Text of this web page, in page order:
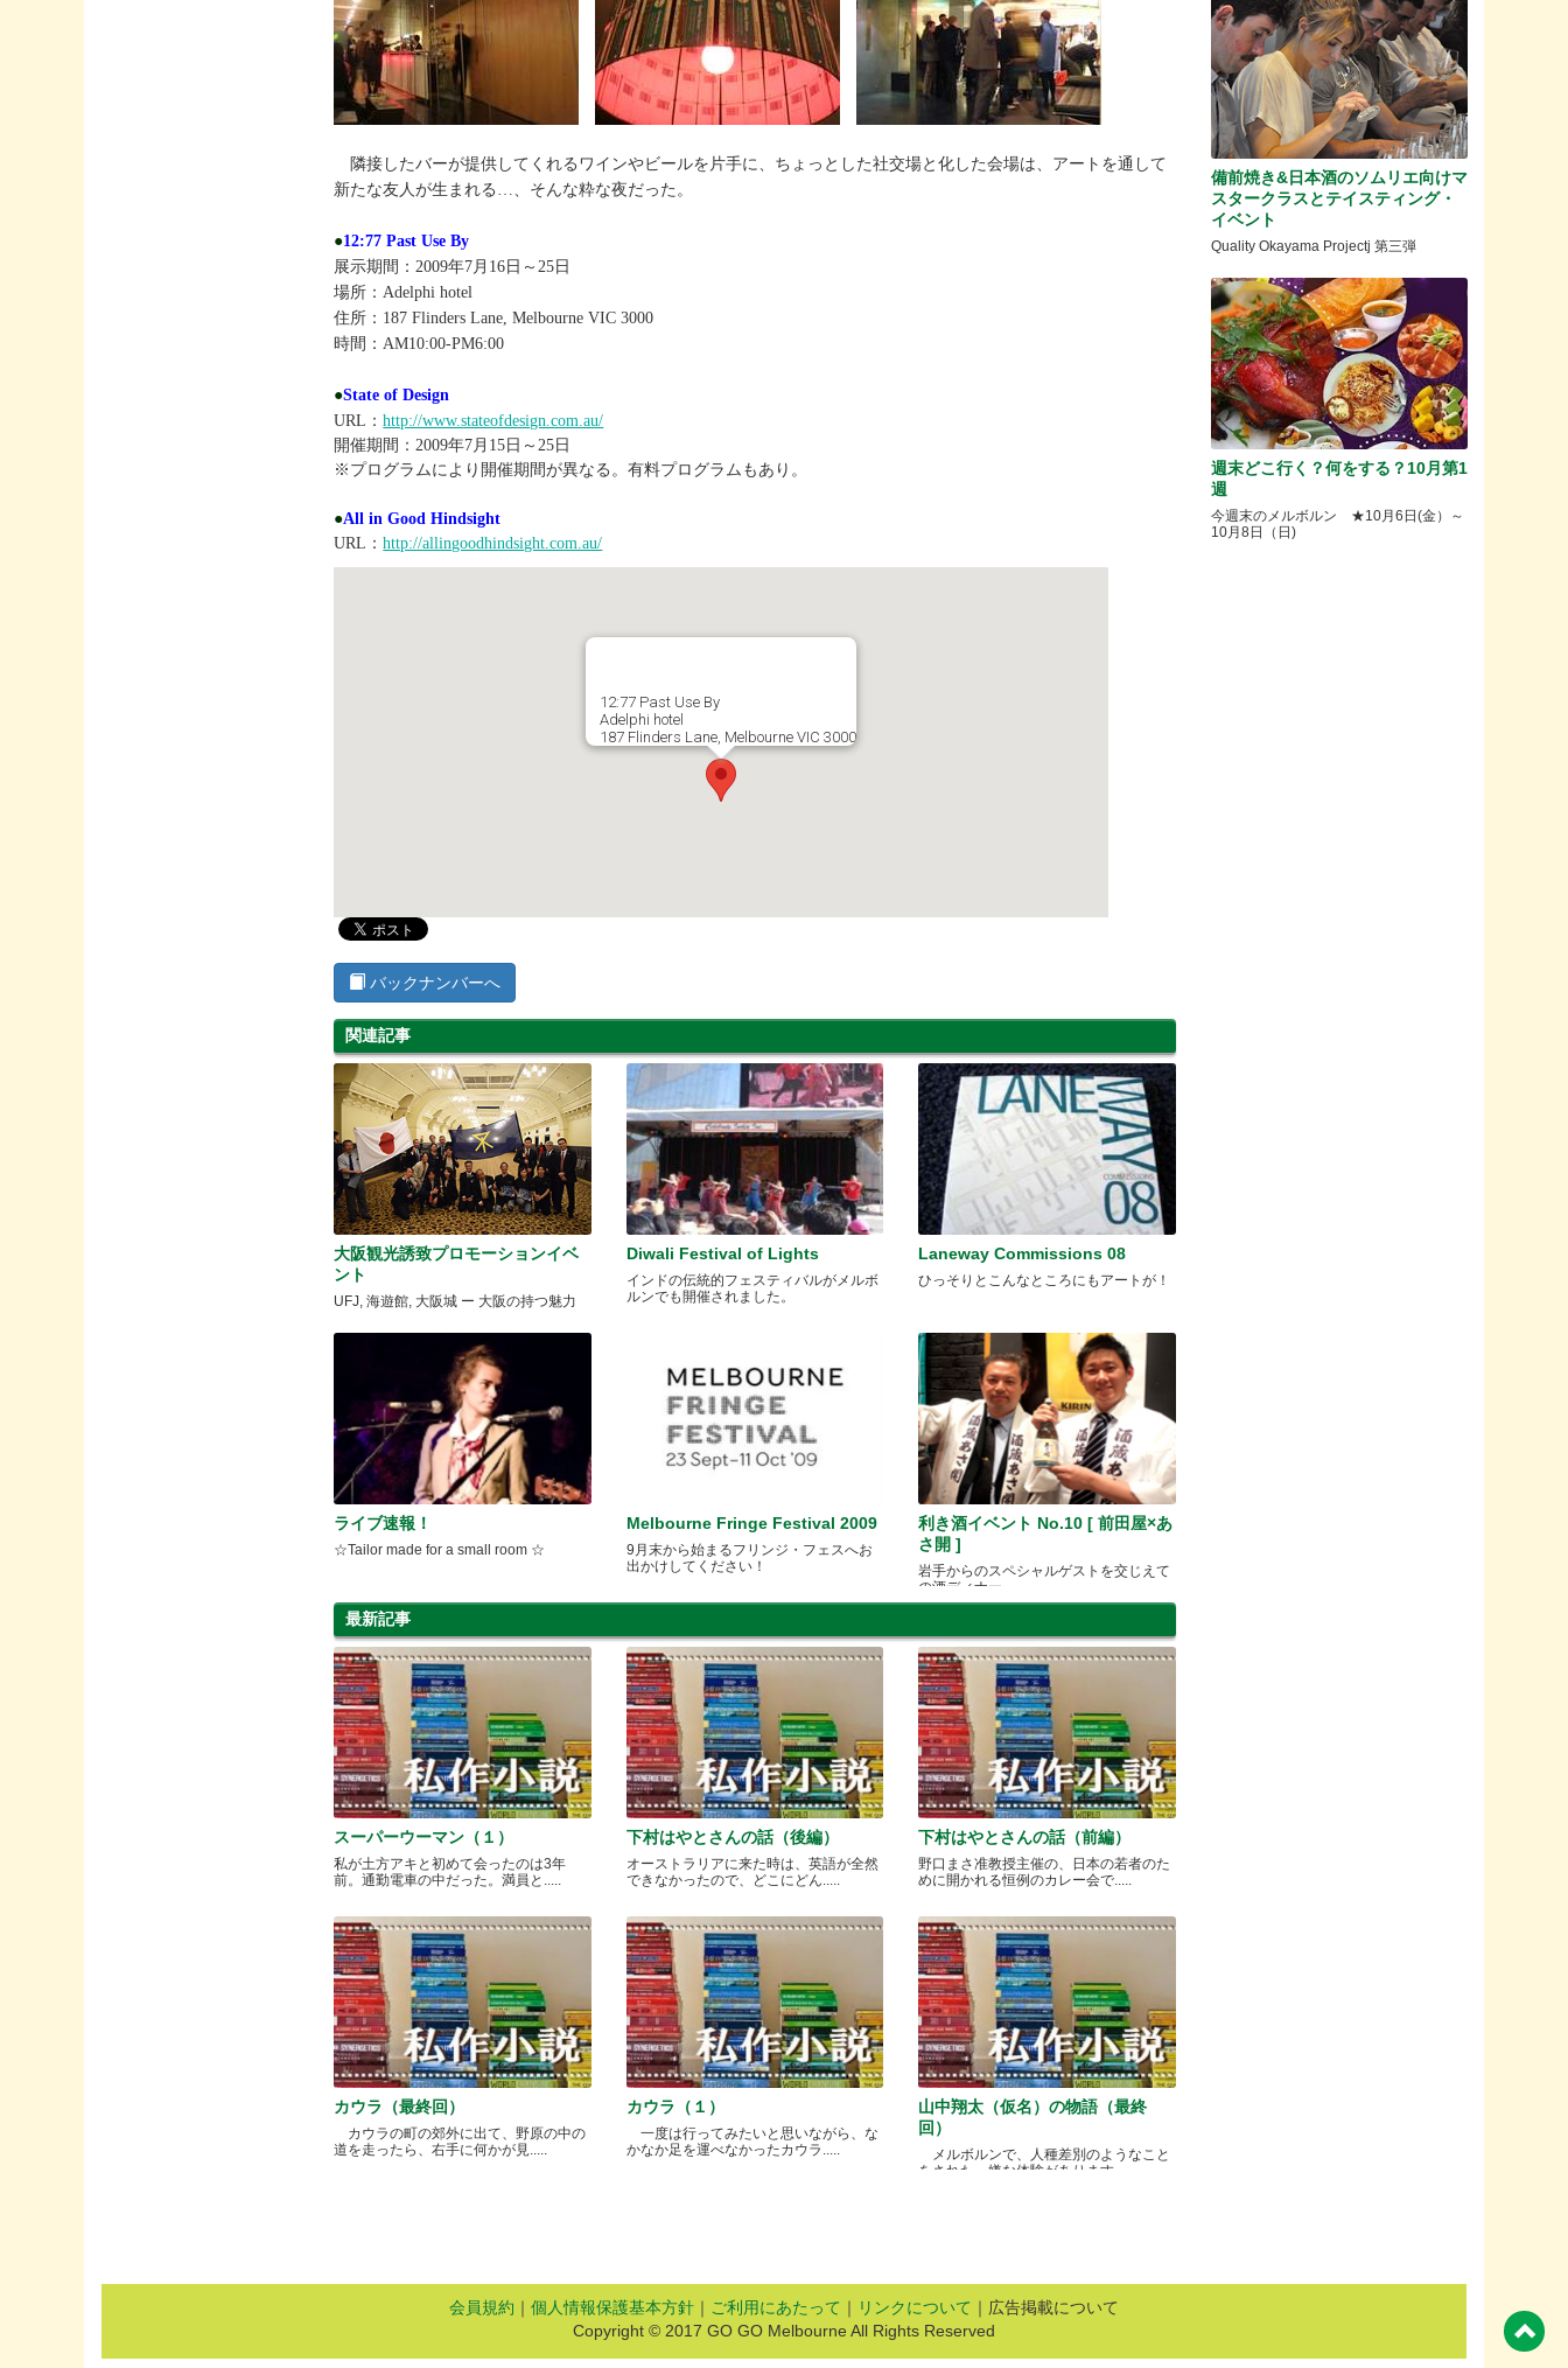
隣接したバーが提供してくれるワインやビールを片手に、ちょっとした社交場と化した会場は、アートを通して
新たな友人が生まれる…、そんな粋な夜だった。
●12:77 Past Use By
展示期間：2009年7月16日～25日
場所：Adelphi hotel
住所：187 Flinders Lane, Melbourne VIC 3000
時間：AM10:00-PM6:00
●State of Design
URL：http://www.stateofdesign.com.au/
開催期間：2009年7月15日～25日
※プログラムにより開催期間が異なる。有料プログラムもあり。
●All in Good Hindsight
URL：http://allingoodhindsight.com.au/
12:77 Past Use By
Adelphi hotel
187 Flinders Lane, Melbourne VIC 3000
バックナンバーへ
関連記事
大阪観光誘致プロモーションイベ
ント
UFJ, 海遊館, 大阪城 ー 大阪の持つ魅力
Diwali Festival of Lights
インドの伝統的フェスティバルがメルボ
ルンでも開催されました。
Laneway Commissions 08
ひっそりとこんなところにもアートが！
ライブ速報！
☆Tailor made for a small room ☆
Melbourne Fringe Festival 2009
9月末から始まるフリンジ・フェスへお
出かけしてください！
利き酒イベント No.10 [ 前田屋×あ
さ開 ]
岩手からのスペシャルゲストを交じえて
の酒ディナー
最新記事
スーパーウーマン（１）
私が土方アキと初めて会ったのは3年
前。通勤電車の中だった。満員と.....
下村はやとさんの話（後編）
オーストラリアに来た時は、英語が全然
できなかったので、どこにどん.....
下村はやとさんの話（前編）
野口まさ准教授主催の、日本の若者のた
めに開かれる恒例のカレー会で.....
カウラ（最終回）
カウラの町の郊外に出て、野原の中の
道を走ったら、右手に何かが見.....
カウラ（１）
一度は行ってみたいと思いながら、な
かなか足を運べなかったカウラ.....
山中翔太（仮名）の物語（最終
回）
メルボルンで、人種差別のようなこと
をされた、嫌な体験があります.....
備前焼き&日本酒のソムリエ向けマ
スタークラスとテイスティング・
イベント
Quality Okayama Projectj 第三弾
週末どこ行く？何をする？10月第1
週
今週末のメルボルン ★10月6日(金）～
10月8日（日)
会員規約 ｜ 個人情報保護基本方針 ｜ ご利用にあたって ｜ リンクについて ｜広告掲載について
Copyright © 2017 GO GO Melbourne All Rights Reserved